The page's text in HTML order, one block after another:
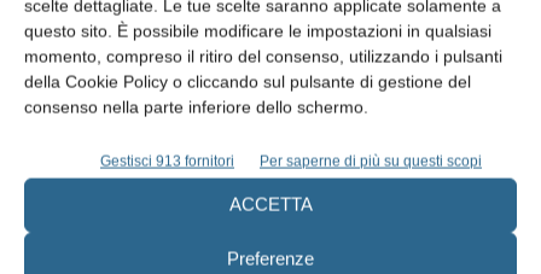
scelte dettagliate. Le tue scelte saranno applicate solamente a
questo sito. È possibile modificare le impostazioni in qualsiasi
momento, compreso il ritiro del consenso, utilizzando i pulsanti
della Cookie Policy o cliccando sul pulsante di gestione del
consenso nella parte inferiore dello schermo.
Gestisci 913 fornitori Per saperne di più su questi scopi
ACCETTA
Preferenze
Edicola web